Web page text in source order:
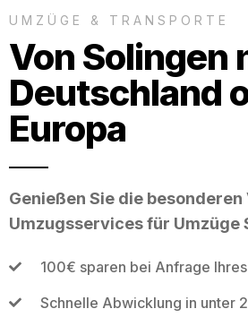
UMZÜGE & TRANSPORTE
Von Solingen
Deutschland
Europa
Genießen Sie die
Umzugsservices für Umzüge
100€ sparen bei Anfrage
Schnelle Abwicklung in unter